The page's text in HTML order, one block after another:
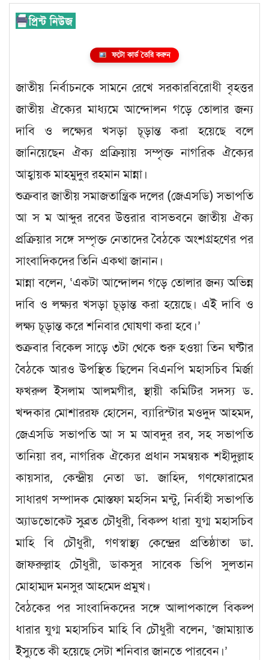
ফটো কার্ড তৈরি করুন
জাতীয় নির্বাচনকে সামনে রেখে সরকারবিরোধী বৃহত্তর
জাতীয় ঐক্যের মাধ্যমে আন্দোলন গড়ে তোলার জন্য
দাবি ও লক্ষ্যের খসড়া চূড়ান্ত করা হয়েছে বলে
জানিয়েছেন ঐক্য প্রক্রিয়ায় সম্পৃক্ত নাগরিক ঐক্যের
আহ্বায়ক মাহমুদুর রহমান মান্না।
শুক্রবার জাতীয় সমাজতান্ত্রিক দলের (জেএসডি) সভাপতি
আ স ম আব্দুর রবের উত্তরার বাসভবনে জাতীয় ঐক্য
প্রক্রিয়ার সঙ্গে সম্পৃক্ত নেতাদের বৈঠকে অংশগ্রহণের পর
সাংবাদিকদের তিনি একথা জানান।
মান্না বলেন, ‘একটা আন্দোলন গড়ে তোলার জন্য অভিন্ন
দাবি ও লক্ষ্যর খসড়া চূড়ান্ত করা হয়েছে। এই দাবি ও
লক্ষ্য চূড়ান্ত করে শনিবার ঘোষণা করা হবে।’
শুক্রবার বিকেল সাড়ে ৩টা থেকে শুরু হওয়া তিন ঘণ্টার
বৈঠকে আরও উপস্থিত ছিলেন বিএনপি মহাসচিব মির্জা
ফখরুল ইসলাম আলমগীর, স্থায়ী কমিটির সদস্য ড.
খন্দকার মোশাররফ হোসেন, ব্যারিস্টার মওদুদ আহমদ,
জেএসডি সভাপতি আ স ম আবদুর রব, সহ সভাপতি
তানিয়া রব, নাগরিক ঐক্যের প্রধান সমন্বয়ক শহীদুল্লাহ
কায়সার, কেন্দ্রীয় নেতা ডা. জাহিদ, গণফোরামের
সাধারণ সম্পাদক মোস্তফা মহসিন মন্টু, নির্বাহী সভাপতি
অ্যাডভোকেট সুব্রত চৌধুরী, বিকল্প ধারা যুগ্ম মহাসচিব
মাহি বি চৌধুরী, গণস্বাস্থ্য কেন্দ্রের প্রতিষ্ঠাতা ডা.
জাফরুল্লাহ চৌধুরী, ডাকসুর সাবেক ভিপি সুলতান
মোহাম্মদ মনসুর আহমেদ প্রমুখ।
বৈঠকের পর সাংবাদিকদের সঙ্গে আলাপকালে বিকল্প
ধারার যুগ্ম মহাসচিব মাহি বি চৌধুরী বলেন, ‘জামায়াত
ইস্যুতে কী হয়েছে সেটা শনিবার জানতে পারবেন।’